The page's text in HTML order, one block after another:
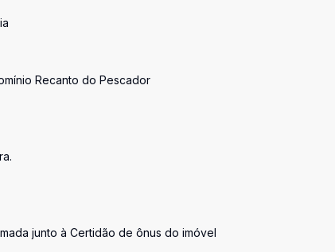
Recanto do Pescador
junto à Certidão de ônus do imóvel